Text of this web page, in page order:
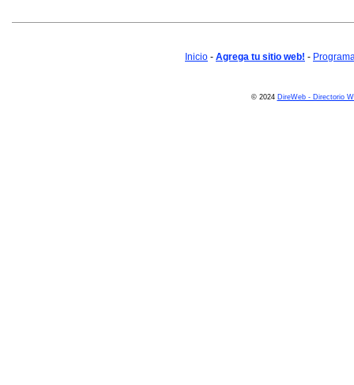
Inicio - Agrega tu sitio web! -
© 2024 DireWeb - Directorio